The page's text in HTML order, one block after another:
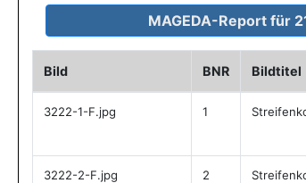
Bild BNR Bildtitel
3222-1-F.jpg 1
3222-2-F.jpg 2